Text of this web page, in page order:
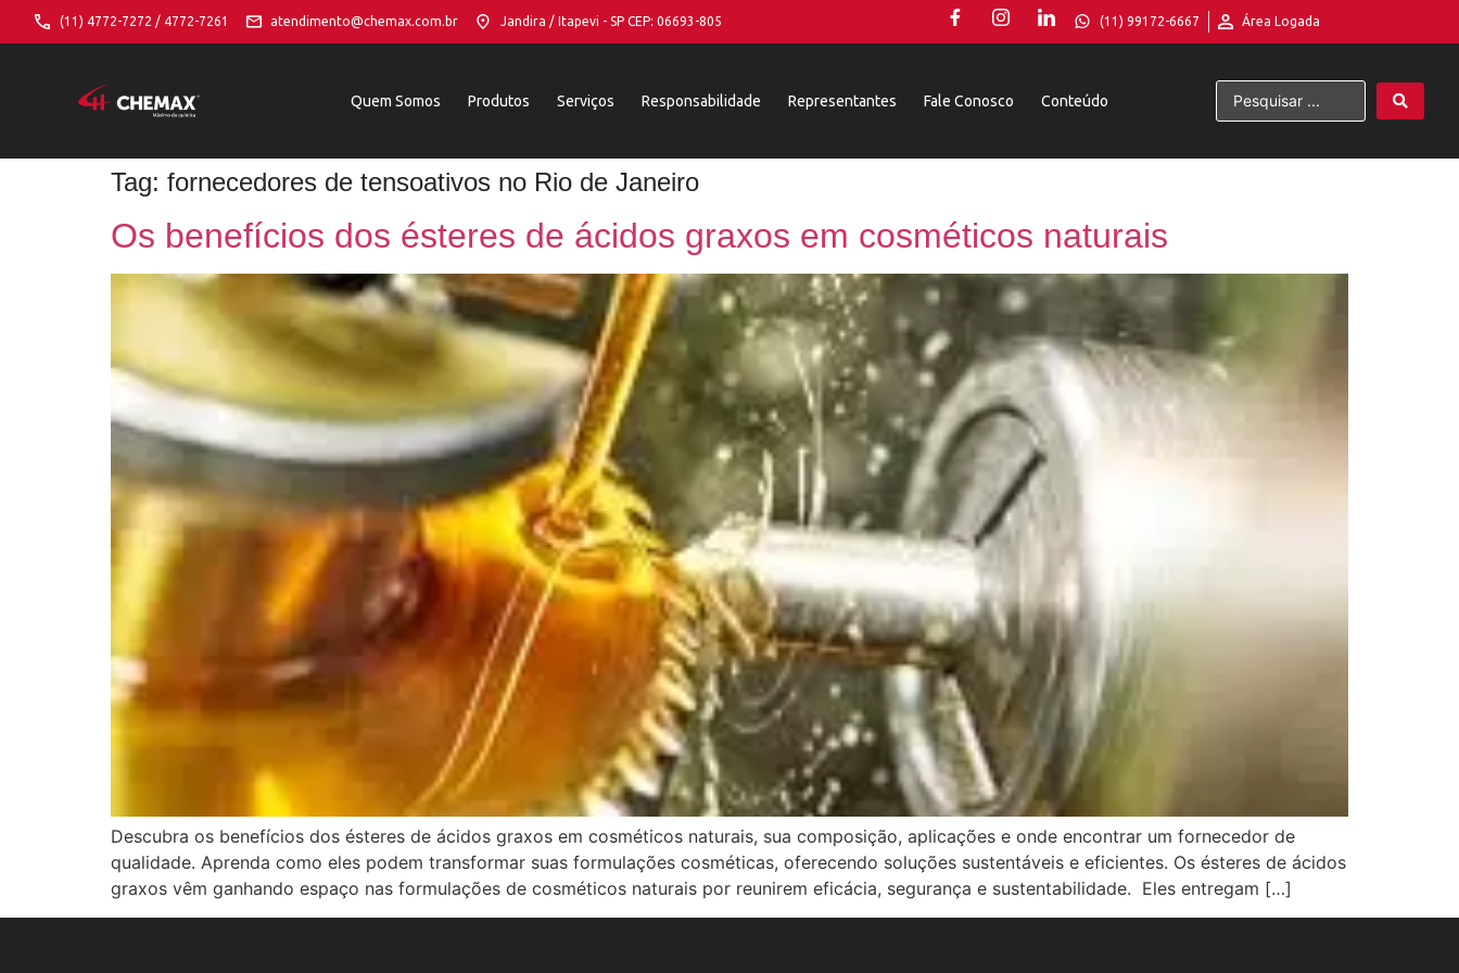
(11) 4772-7272 / 4772-7261 atendimento@chemax.com.br Jandira / Itapevi - SP CEP: 06693-805 (11) 99172-6667 Área Logada
Quem Somos Produtos Serviços Responsabilidade Representantes Fale Conosco Conteúdo
Tag: fornecedores de tensoativos no Rio de Janeiro
Os benefícios dos ésteres de ácidos graxos em cosméticos naturais
Descubra os benefícios dos ésteres de ácidos graxos em cosméticos naturais, sua composição, aplicações e onde encontrar um fornecedor de
qualidade. Aprenda como eles podem transformar suas formulações cosméticas, oferecendo soluções sustentáveis e eficientes. Os ésteres de ácidos
graxos vêm ganhando espaço nas formulações de cosméticos naturais por reunirem eficácia, segurança e sustentabilidade. Eles entregam […]